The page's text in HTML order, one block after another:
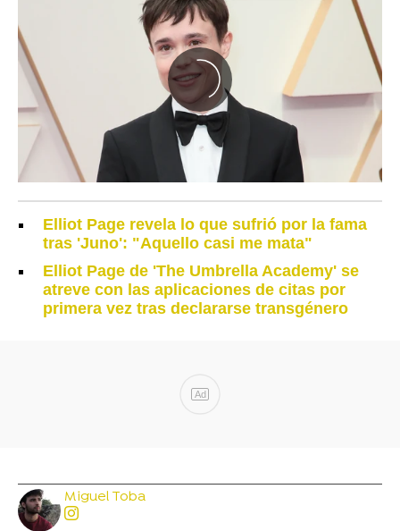
Elliot Page revela lo que sufrió por la fama
tras 'Juno': "Aquello casi me mata"
Elliot Page de 'The Umbrella Academy' se
atreve con las aplicaciones de citas por
primera vez tras declararse transgénero
Ad
Miguel Toba